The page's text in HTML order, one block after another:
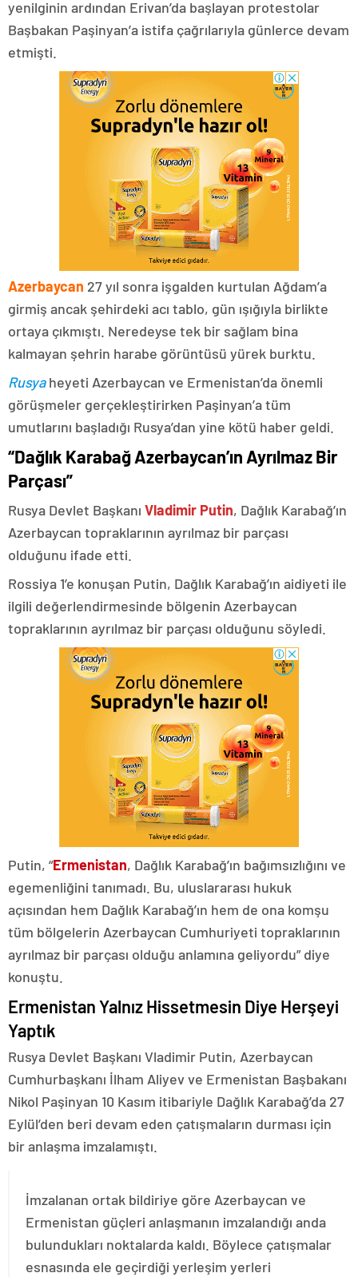
yenilginin ardından Erivan’da başlayan protestolar
Başbakan Paşinyan’a istifa çağrılarıyla günlerce devam
etmişti.
Azerbaycan 27 yıl sonra işgalden kurtulan Ağdam’a
girmiş ancak şehirdeki acı tablo, gün ışığıyla birlikte
ortaya çıkmıştı. Neredeyse tek bir sağlam bina
kalmayan şehrin harabe görüntüsü yürek burktu.
Rusyaheyeti Azerbaycan ve Ermenistan’da önemli
görüşmeler gerçekleştirirken Paşinyan’a tüm
umutlarını başladığı Rusya’dan yine kötü haber geldi.
“Dağlık Karabağ Azerbaycan’ın Ayrılmaz Bir
Parçası”
Rusya Devlet Başkanı Vladimir Putin, Dağlık Karabağ’ın
Azerbaycan topraklarının ayrılmaz bir parçası
olduğunu ifade etti.
Rossiya 1’e konuşan Putin, Dağlık Karabağ’ın aidiyeti ile
ilgili değerlendirmesinde bölgenin Azerbaycan
topraklarının ayrılmaz bir parçası olduğunu söyledi.
Putin, “Ermenistan, Dağlık Karabağ’ın bağımsızlığını ve
egemenliğini tanımadı. Bu, uluslararası hukuk
açısından hem Dağlık Karabağ’ın hem de ona komşu
tüm bölgelerin Azerbaycan Cumhuriyeti topraklarının
ayrılmaz bir parçası olduğu anlamına geliyordu” diye
konuştu.
Ermenistan Yalnız Hissetmesin Diye Herşeyi
Yaptık
Rusya Devlet Başkanı Vladimir Putin, Azerbaycan
Cumhurbaşkanı İlham Aliyev ve Ermenistan Başbakanı
Nikol Paşinyan 10 Kasım itibariyle Dağlık Karabağ’da 27
Eylül’den beri devam eden çatışmaların durması için
bir anlaşma imzalamıştı.
İmzalanan ortak bildiriye göre Azerbaycan ve
Ermenistan güçleri anlaşmanın imzalandığı anda
bulundukları noktalarda kaldı. Böylece çatışmalar
esnasında ele geçirdiği yerleşim yerleri